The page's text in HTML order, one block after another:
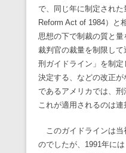
で、同じ年に制定され
Reform Act of 1984）と
思想の下で制裁の質と
裁判官の裁量を制限し
刑ガイドライン」を制
決定する、などの改正
であるアメリカでは、刑
これが適用されるのは連
このガイドラインは当
のでしたが、1991年に